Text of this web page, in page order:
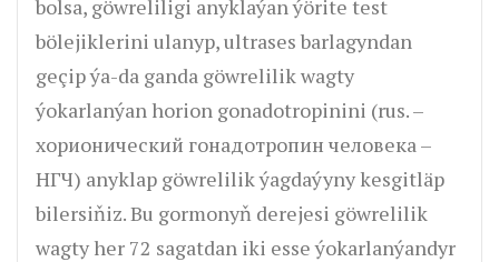
bolsa, göwreliligi anyklaýan ýörite test
bölejiklerini ulanyp, ultrases barlagyndan
geçip ýa-da ganda göwrelilik wagty
ýokarlanýan horion gonadotropinini (rus. –
хорионический гонадотропин человека –
НГЧ) anyklap göwrelilik ýagdaýyny kesgitläp
bilersiňiz. Bu gormonyň derejesi göwrelilik
wagty her 72 sagatdan iki esse ýokarlanýandyr